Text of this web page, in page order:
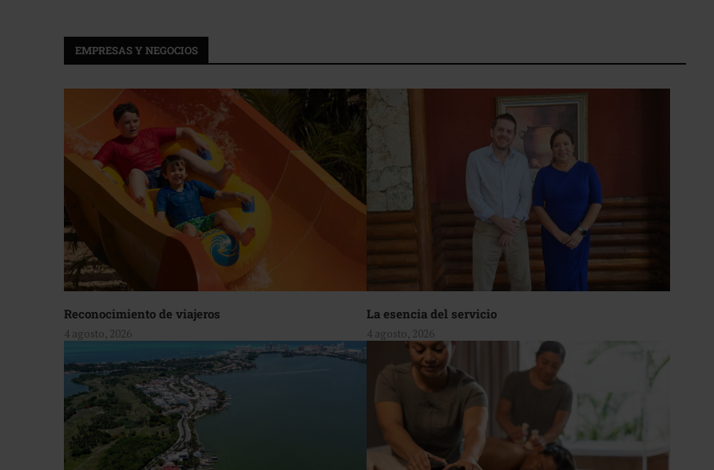
EMPRESAS Y NEGOCIOS
Reconocimiento de viajeros
4 agosto, 2026
La esencia del servicio
4 agosto, 2026